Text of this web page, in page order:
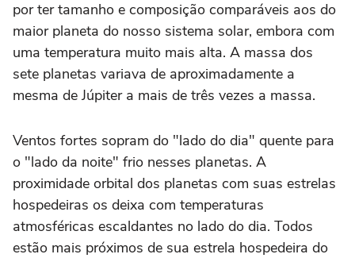
por ter tamanho e composição comparáveis aos do
maior planeta do ⁠nosso sistema solar, embora com
uma temperatura ‌muito mais alta. A ‌massa dos
sete planetas variava de aproximadamente a
mesma de Júpiter a mais de três vezes a massa.
Ventos fortes sopram do "lado do dia" quente para
o "lado da noite" frio nesses planetas. A
proximidade orbital dos planetas ⁠com suas estrelas
hospedeiras os deixa com temperaturas
atmosféricas escaldantes no lado do dia. Todos
estão mais próximos de sua estrela hospedeira do